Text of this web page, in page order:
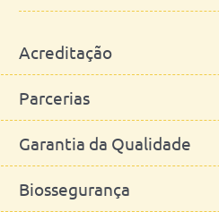
Acreditação
Parcerias
Garantia da Qualidade
Biossegurança